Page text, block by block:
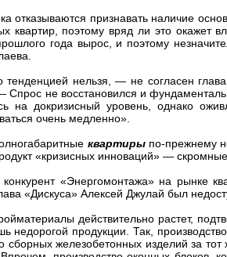
отказываются признавать наличие
квартир, поэтому вряд ли это
года вырос, и поэтому
тенденцией нельзя, — не согласен
Спрос не восстановился и
на докризисный уровень, однако
очень медленно».
квартирыпо-прежнему
«кризисных инноваций» —
конкурент «Энергомонтажа» на рынке
«Дискуса» Алексей Джулай был
действительно растет,
недорогой продукции. Так,
сборных железобетонных изделий за